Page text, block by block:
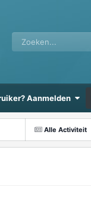
Aanmelden
Alle Activiteit